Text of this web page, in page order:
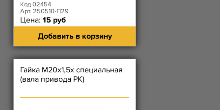
Код 02454
Арт. 250510-П29
Цена: 15 руб
Добавить в корзину
Гайка М20х1,5х специальная
(вала привода РК)